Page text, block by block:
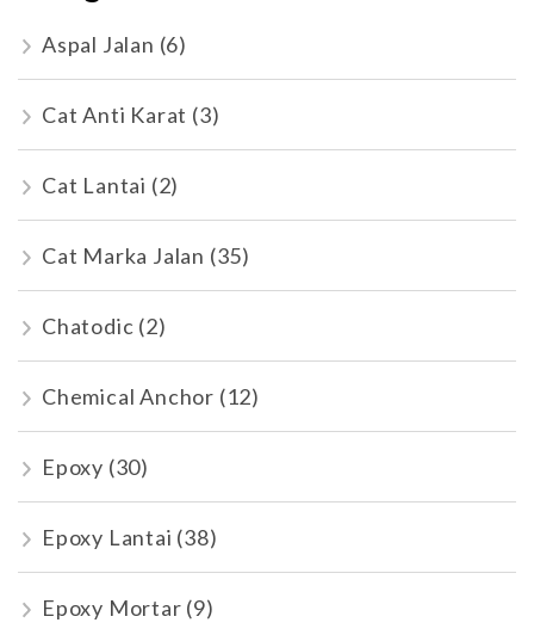
Aspal Jalan (6)
Cat Anti Karat (3)
Cat Lantai (2)
Cat Marka Jalan (35)
Chatodic (2)
Chemical Anchor (12)
Epoxy (30)
Epoxy Lantai (38)
Epoxy Mortar (9)